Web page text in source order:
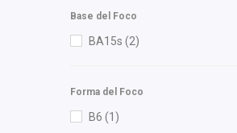
Base del Foco
BA15s (2)
Forma del Foco
B6 (1)